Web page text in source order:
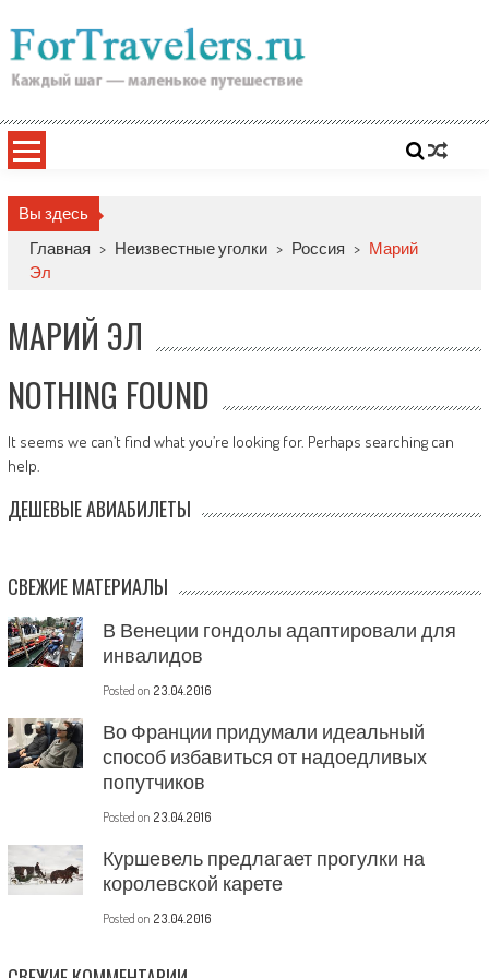
to
content
Вы здесь
Главная > Неизвестные уголки > Россия > Марий
Эл
МАРИЙ ЭЛ
NOTHING FOUND
It seems we can’t find what you’re looking for. Perhaps searching can
help.
ДЕШЕВЫЕ АВИАБИЛЕТЫ
СВЕЖИЕ МАТЕРИАЛЫ
В Венеции гондолы адаптировали для
инвалидов
Posted on 23.04.2016
Во Франции придумали идеальный
способ избавиться от надоедливых
попутчиков
Posted on 23.04.2016
Куршевель предлагает прогулки на
королевской карете
Posted on 23.04.2016